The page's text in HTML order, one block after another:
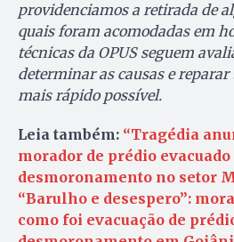
providenciamos a retirada de
quais foram acomodadas em
técnicas da OPUS seguem
determinar as causas e reparar
mais rápido possível.
Leia também: “Tragédia
morador de prédio evacuado
desmoronamento no setor
“Barulho e desespero”:
como foi evacuação de